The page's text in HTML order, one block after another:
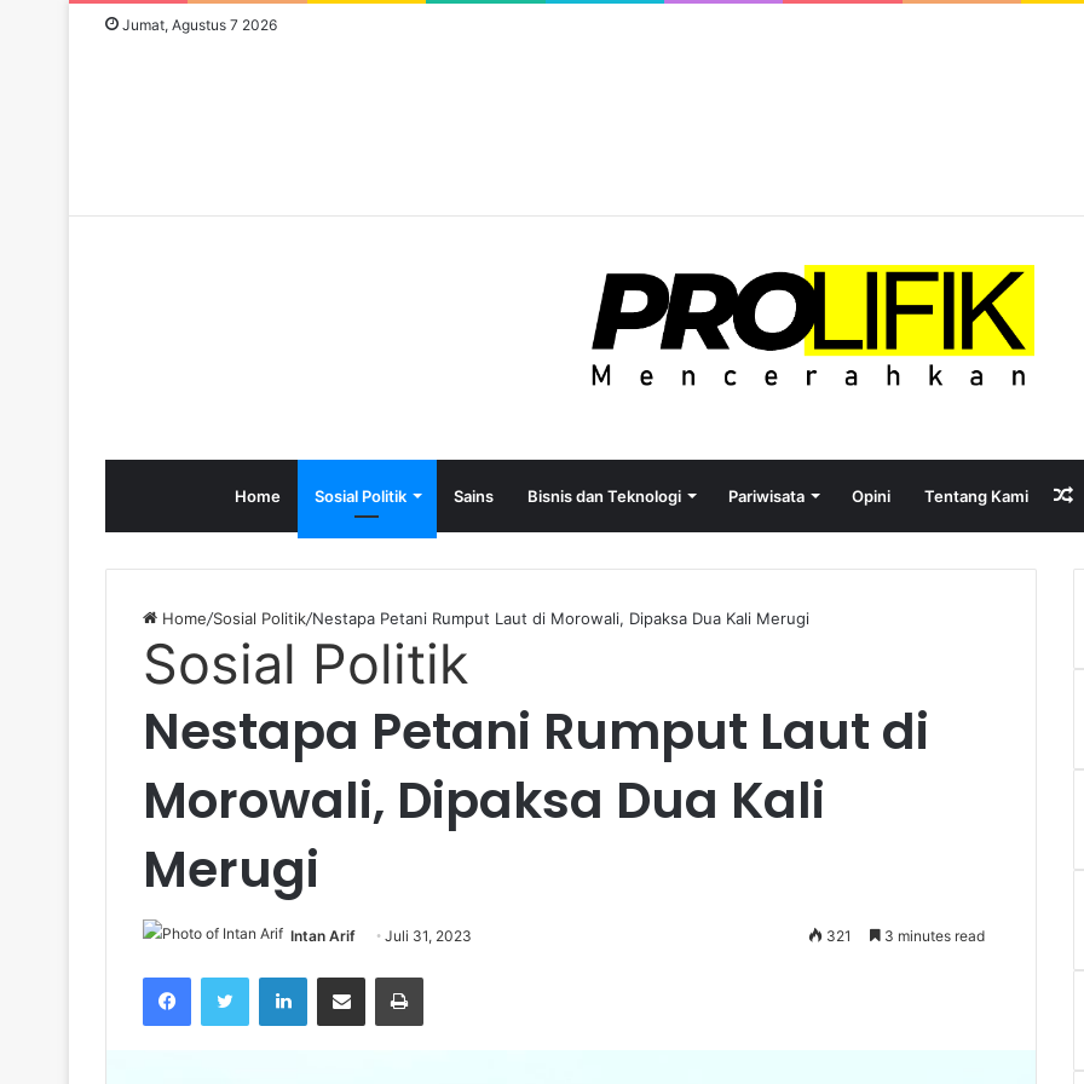
Jumat, Agustus 7 2026
Home Sosial Politik Sains Bisnis dan Teknologi Pariwisata Opini Tentang Kami
Home/Sosial Politik/Nestapa Petani Rumput Laut di Morowali, Dipaksa Dua Kali Merugi
Sosial Politik
Nestapa Petani Rumput Laut di
Morowali, Dipaksa Dua Kali
Merugi
Intan Arif Juli 31, 2023 321 3 minutes read
FacebookTwitter LinkedInShare via Email Print